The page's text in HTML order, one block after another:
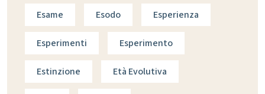
Esame Esodo Esperienza
Esperimenti Esperimento
Estinzione Età Evolutiva